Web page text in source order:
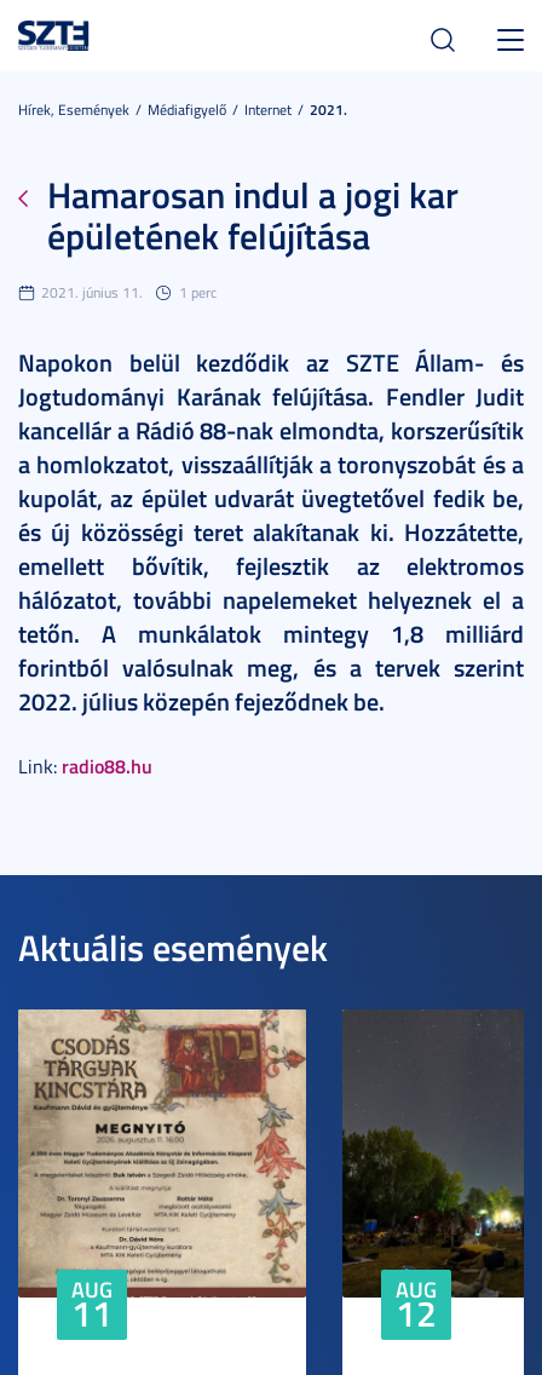
Hírek, Események Médiafigyelő Internet 2021.
Hamarosan indul a jogi kar
épületének felújítása
2021. június 11. 1 perc
Napokon belül kezdődik az SZTE Állam- és
Jogtudományi Karának felújítása. Fendler Judit
kancellár a Rádió 88-nak elmondta, korszerűsítik
a homlokzatot, visszaállítják a toronyszobát és a
kupolát, az épület udvarát üvegtetővel fedik be,
és új közösségi teret alakítanak ki. Hozzátette,
emellett bővítik, fejlesztik az elektromos
hálózatot, további napelemeket helyeznek el a
tetőn. A munkálatok mintegy 1,8 milliárd
forintból valósulnak meg, és a tervek szerint
2022. július közepén fejeződnek be.
Link: radio88.hu
Aktuális események
AUG
11 AUG
12